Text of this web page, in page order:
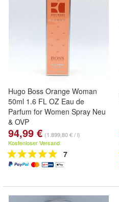
Hugo Boss Orange Woman
50ml 1.6 FL OZ Eau de
Parfum for Women Spray Neu
& OVP
94,99 € (1.899,80 € / l)
Kostenloser Versand
7